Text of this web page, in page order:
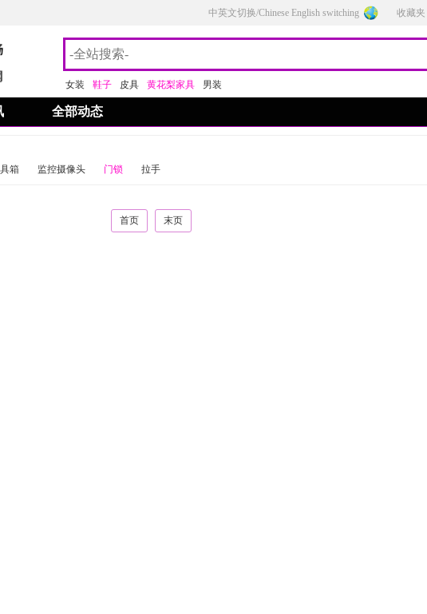
中英文切换/Chinese English switching 收藏夹
女装 鞋子 皮具 黄花梨家具 男装
全部动态
箱 监控摄像头 门锁 拉手
首页 末页